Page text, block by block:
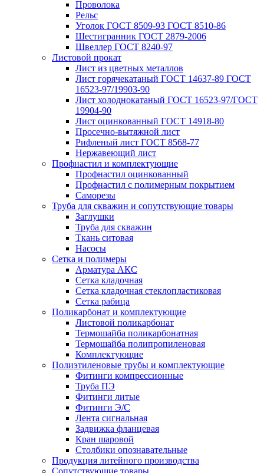
Проволока
Рельс
Уголок ГОСТ 8509-93 ГОСТ 8510-86
Шестигранник ГОСТ 2879-2006
Швеллер ГОСТ 8240-97
Листовой прокат
Лист из цветных металлов
Лист горячекатаный ГОСТ 14637-89 ГОСТ
16523-97/19903-90
Лист холоднокатаный ГОСТ 16523-97/ГОСТ
19904-90
Лист оцинкованный ГОСТ 14918-80
Просечно-вытяжной лист
Рифленый лист ГОСТ 8568-77
Нержавеющий лист
Профнастил и комплектующие
Профнастил оцинкованный
Профнастил с полимерным покрытием
Саморезы
Труба для скважин и сопутствующие товары
Заглушки
Труба для скважин
Ткань ситовая
Насосы
Сетка и полимеры
Арматура АКС
Сетка кладочная
Сетка кладочная стеклопластиковая
Сетка рабица
Поликарбонат и комплектующие
Листовой поликарбонат
Термошайба поликарбонатная
Термошайба полипропиленовая
Комплектующие
Полиэтиленовые трубы и комплектующие
Фитинги компрессионные
Труба ПЭ
Фитинги литые
Фитинги Э/С
Лента сигнальная
Задвижка фланцевая
Кран шаровой
Столбики опознавательные
Продукция литейного производства
Сопутствующие товары